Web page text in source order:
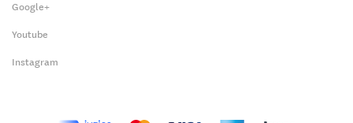
Google+
Youtube
Instagram